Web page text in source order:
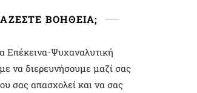
ΒΟΗΘΕΙΑ;
Επέκεινα-Ψυχαναλυτική
να διερευνήσουμε μαζί σας
σας απασχολεί και να σας